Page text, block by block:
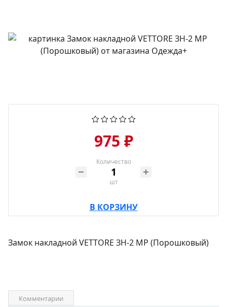
975 ₽
Количество
шт
В КОРЗИНУ
Замок накладной VETTORE ЗН-2 МР (Порошковый)
Комментарии